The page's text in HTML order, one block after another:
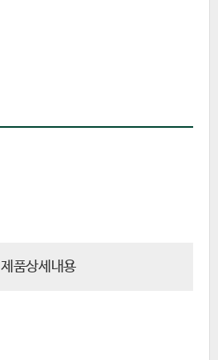
제품상세내용